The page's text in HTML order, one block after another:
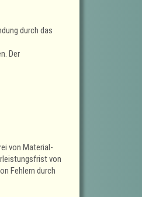
durch das
Der
von Material-
von
Fehlern durch